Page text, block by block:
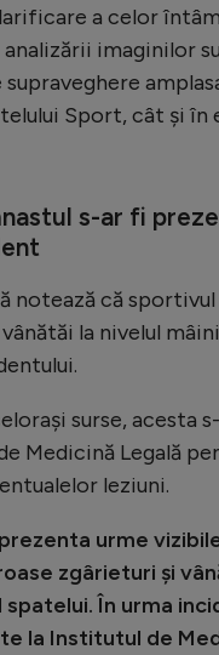
a celor
imaginilor
supraveghere
Sport, cât și în
s-ar fi
notează că
la nivelul
surse, acesta
Medicină Legală
leziuni.
urme
zgârieturi și
spatelui. În urma
la Institutul de